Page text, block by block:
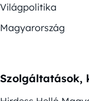
Világpolitika
Magyarország
Szolgáltatások,